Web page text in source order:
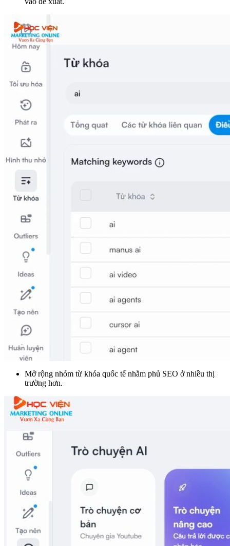
Mở rộng nhóm từ khóa quốc tế nhằm phủ SEO ở nhiều thị
trường hơn.